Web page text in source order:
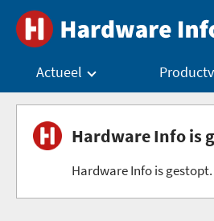
Actueel
Hardware Info is
Hardware Info is